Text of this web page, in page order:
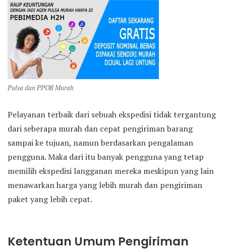
Pulsa dan PPOB Murah
Pelayanan terbaik dari sebuah ekspedisi tidak tergantung
dari seberapa murah dan cepat pengiriman barang
sampai ke tujuan, namun berdasarkan pengalaman
pengguna. Maka dari itu banyak pengguna yang tetap
memilih ekspedisi langganan mereka meskipun yang lain
menawarkan harga yang lebih murah dan pengiriman
paket yang lebih cepat.
Ketentuan Umum Pengiriman